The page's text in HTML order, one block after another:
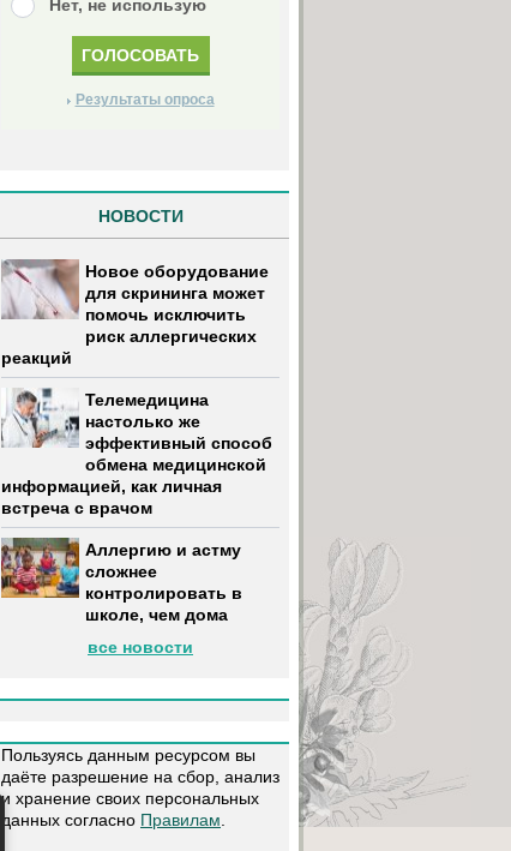
Нет, не использую
Результаты опроса
НОВОСТИ
Новое оборудование
для скрининга может
помочь исключить
риск аллергических
реакций
Телемедицина
настолько же
эффективный способ
обмена медицинской
информацией, как личная
встреча с врачом
Аллергию и астму
сложнее
контролировать в
школе, чем дома
все новости
Пользуясь данным ресурсом вы
даёте разрешение на сбор, анализ
и хранение своих персональных
данных согласно Правилам